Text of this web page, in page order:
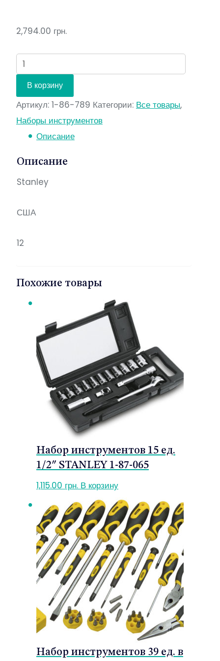
2,794.00 грн.
Количество
В корзину
Артикул: 1-86-789 Категории: Все товары,
Наборы инструментов
Описание
Описание
Stanley
США
12
Похожие товары
Набор инструментов 15 ед.
1/2″ STANLEY 1-87-065
1,115.00 грн. В корзину
Набор инструментов 39 ед. в